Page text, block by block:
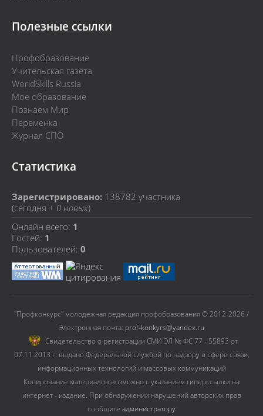
Полезные ссылки
Профобразование
Учительская газета
WorldSkills Russia
Мое образование
Познаем Мир
Переменка
Журнал СПО
Статистика
Зарегистрировано: 138782 участника
(сегодня + 0 новых)
Онлайн всего: 1
Гостей: 1
Пользователей: 0
"Профконкурс" молодежная редакция профобразования © 2012-2026 /
Электронная почта: prof-konkyrs@yandex.ru
Cвидетельство о регистрации СМИ ЭЛ № ФС 77 - 55893 от
07.11.2013 г. выдано Федеральной службой по надзору в сфере связи,
информационных технологий и массовых коммуникаций
Копирование материалов возможно с указанием гиперссылки на
интернет - издание. При обнаружении нарушений авторских прав
сообщите администратору